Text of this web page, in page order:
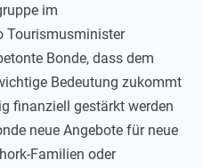
im
Tourismusminister
Bonde, dass dem
Bedeutung zukommt
finanziell gestärkt werden
neue Angebote für neue
Familien oder